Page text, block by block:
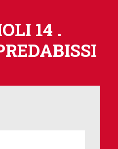
14 .